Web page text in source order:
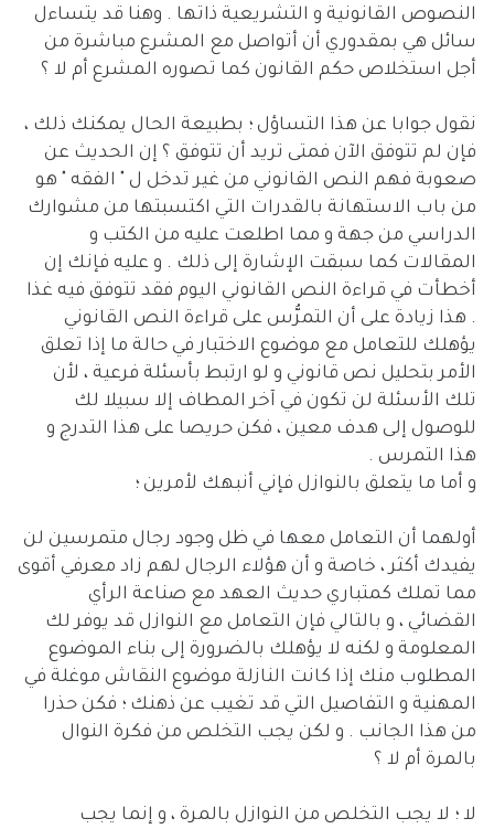
النصوص القانونية و التشريعية ذاتها . وهنا قد يتساءل
سائل هي بمقدوري أن أتواصل مع المشرع مباشرة من
أجل استخلاص حكم القانون كما تصوره المشرع أم لا ؟
نقول جوابا عن هذا التساؤل ؛ بطبيعة الحال يمكنك ذلك ،
فإن لم تتوفق الآن فمتى تريد أن تتوفق ؟ إن الحديث عن
صعوبة فهم النص القانوني من غير تدخل ل " الفقه " هو
من باب الاستهانة بالقدرات التي اكتسبتها من مشوارك
الدراسي من جهة و مما اطلعت عليه من الكتب و
المقالات كما سبقت الإشارة إلى ذلك . و عليه فإنك إن
أخطأت في قراءة النص القانوني اليوم فقد تتوفق فيه غذا
. هذا زيادة على أن التمرُّس على قراءة النص القانوني
يؤهلك للتعامل مع موضوع الاختبار في حالة ما إذا تعلق
الأمر بتحليل نص قانوني و لو ارتبط بأسئلة فرعية ، لأن
تلك الأسئلة لن تكون في آخر المطاف إلا سبيلا لك
للوصول إلى هدف معين ، فكن حريصا على هذا التدرج و
هذا التمرس .
و أما ما يتعلق بالنوازل فإني أنبهك لأمرين ؛
أولهما أن التعامل معها في ظل وجود رجال متمرسين لن
يفيدك أكثر ، خاصة و أن هؤلاء الرجال لهم زاد معرفي أقوى
مما تملك كمتباري حديث العهد مع صناعة الرأي
القضائي ، و بالتالي فإن التعامل مع النوازل قد يوفر لك
المعلومة و لكنه لا يؤهلك بالضرورة إلى بناء الموضوع
المطلوب منك إذا كانت النازلة موضوع النقاش موغلة في
المهنية و التفاصيل التي قد تغيب عن ذهنك ؛ فكن حذرا
من هذا الجانب . و لكن يجب التخلص من فكرة النوال
بالمرة أم لا ؟
لا ؛ لا يجب التخلص من النوازل بالمرة ، و إنما يجب